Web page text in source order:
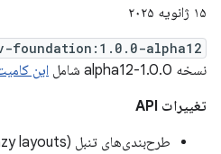
۱۵ ژانویه ۲۰۲۵
foundation:1.0.0-alpha12
نسخه 1.0.0-alpha12 شامل
این
تغییرات API